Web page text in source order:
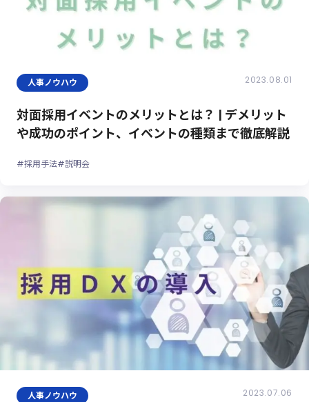
人事ノウハウ 2023.08.01
対面採用イベントのメリットとは？ | デメリット
や成功のポイント、イベントの種類まで徹底解説
#採用手法#説明会
人事ノウハウ 2023.07.06